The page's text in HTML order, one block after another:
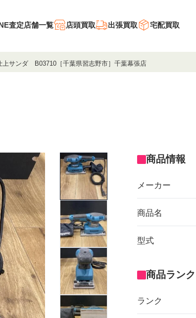
査定店舗一覧 店頭買取 出張買取 宅配買取
上サンダ B03710［千葉県習志野市］千葉幕張店
商品情報
メーカー
商品名
型式
商品ラン
ランク